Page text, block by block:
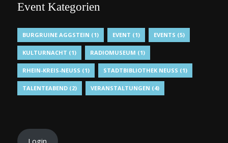
Event Kategorien
BURGRUINE AGGSTEIN (1) EVENT (1) EVENTS (5)
KULTURNACHT (1) RADIOMUSEUM (1)
RHEIN-KREIS-NEUSS (1) STADTBIBLIOTHEK NEUSS (1)
TALENTEABEND (2) VERANSTALTUNGEN (4)
Login